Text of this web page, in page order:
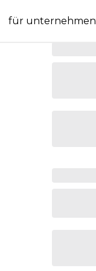
für unternehmen